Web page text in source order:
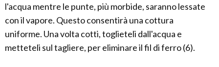
l'acqua mentre le punte, più morbide, saranno lessate
con il vapore. Questo consentirà una cottura
uniforme. Una volta cotti, toglieteli dall'acqua e
metteteli sul tagliere, per eliminare il fil di ferro (6).